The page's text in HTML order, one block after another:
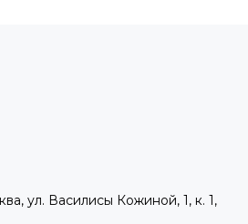
ул. Василисы Кожиной, 1, к. 1,